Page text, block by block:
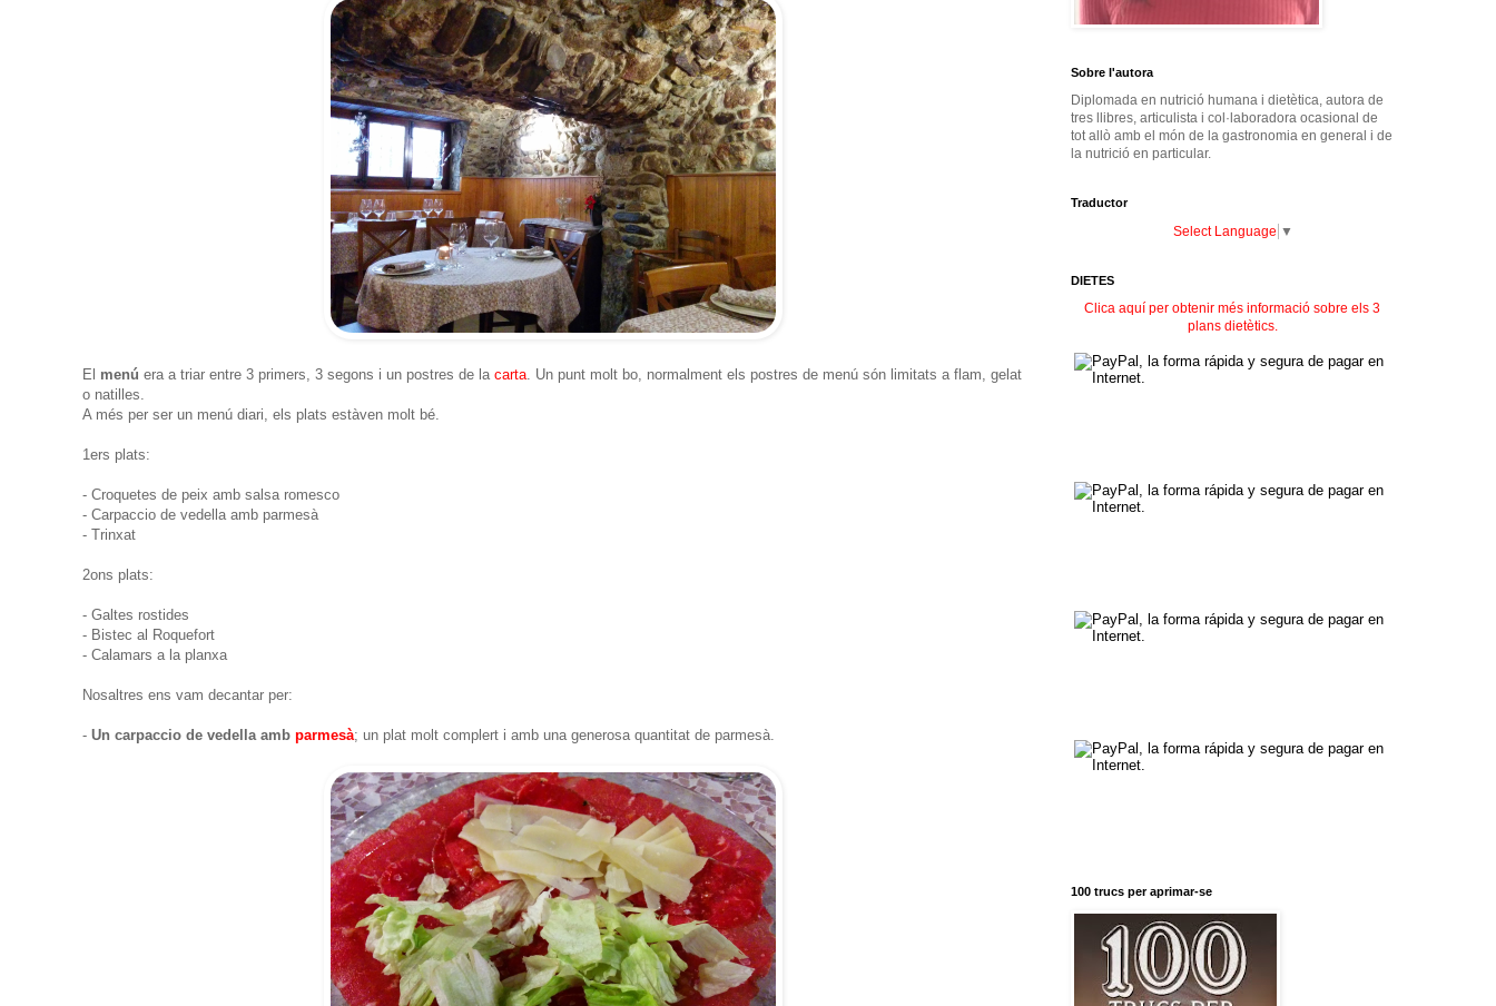
El menú era a triar entre 3 primers, 3 segons i un postres de la carta. Un punt molt bo, normalment els postres de menú són limitats a flam, gelat
o natilles.
A més per ser un menú diari, els plats estàven molt bé.
1ers plats:
- Croquetes de peix amb salsa romesco
- Carpaccio de vedella amb parmesà
- Trinxat
2ons plats:
- Galtes rostides
- Bistec al Roquefort
- Calamars a la planxa
Nosaltres ens vam decantar per:
- Un carpaccio de vedella amb parmesà; un plat molt complert i amb una generosa quantitat de parmesà.
Sobre l'autora
Diplomada en nutrició humana i dietètica, autora de
tres llibres, articulista i col·laboradora ocasional de
tot allò amb el món de la gastronomia en general i de
la nutrició en particular.
Traductor
Select Language ▼
DIETES
Clica aquí per obtenir més informació sobre els 3
plans dietètics.
100 trucs per aprimar-se